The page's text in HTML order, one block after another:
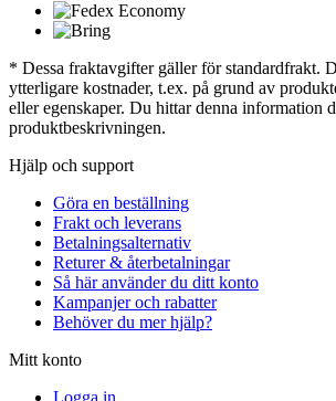
* Dessa fraktavgifter gäller för standardfrakt.
ytterligare kostnader, t.ex. på grund av
eller egenskaper. Du hittar denna information
produktbeskrivningen.
Hjälp och support
Göra en beställning
Frakt och leverans
Betalningsalternativ
Returer & återbetalningar
Så här använder du ditt konto
Kampanjer och rabatter
Behöver du mer hjälp?
Mitt konto
Logga in